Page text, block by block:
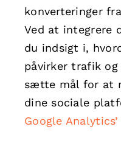
konverteringer
Ved at integrere
du indsigt i,
påvirker trafik
sætte mål for at
dine sociale
Google